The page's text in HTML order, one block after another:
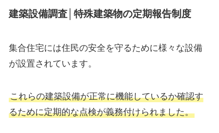
建築設備調査│特殊建築物の定期報告制度
集合住宅には住民の安全を守るために様々な設備
が設置されています。
これらの建築設備が正常に機能しているか確認す
るために定期的な点検が義務付けられました。